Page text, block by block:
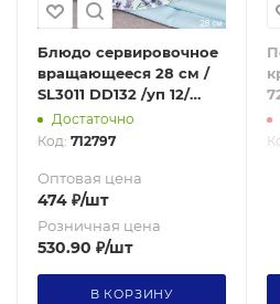
Блюдо сервировочное
вращающееся 28 см /
SL3011 DD132 /уп 12/
Лаванда
Достаточно
Код: 712797
Оптовая цена
474 ₽/шт
Розничная цена
530.90 ₽/шт
В КОРЗИНУ